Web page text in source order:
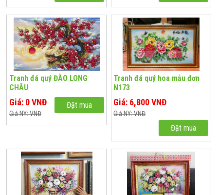
Tranh đá quý ĐÀO LONG
CHÂU
Giá: 0 VNĐ
Giá NY: VNĐ
Đặt mua
Tranh đá quý hoa mẫu đơn
N173
Giá: 6,800 VNĐ
Giá NY: VNĐ
Đặt mua